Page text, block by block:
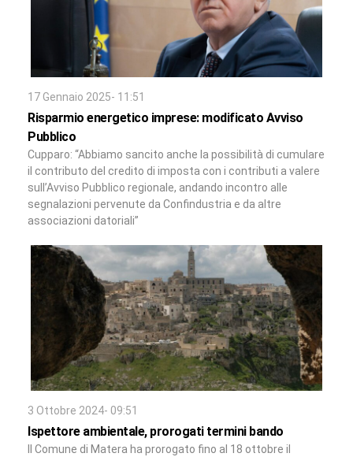
17 Gennaio 2025- 11:51
Risparmio energetico imprese: modificato Avviso
Pubblico
Cupparo: “Abbiamo sancito anche la possibilità di cumulare
il contributo del credito di imposta con i contributi a valere
sull’Avviso Pubblico regionale, andando incontro alle
segnalazioni pervenute da Confindustria e da altre
associazioni datoriali”
3 Ottobre 2024- 09:51
Ispettore ambientale, prorogati termini bando
Il Comune di Matera ha prorogato fino al 18 ottobre il